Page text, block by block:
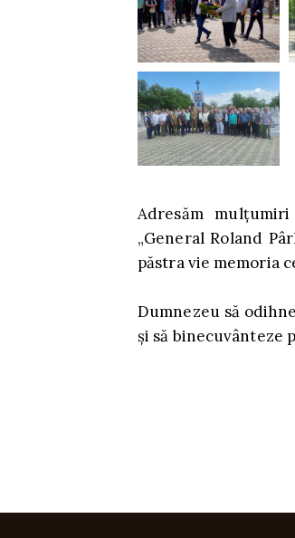
Adresăm
„General Roland
păstra vie memoria
Dumnezeu să
și să binecuvânteze